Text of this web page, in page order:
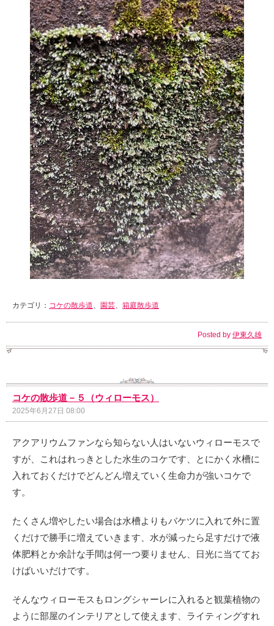
カテゴリ： コケの散歩道、 園芸、 箱庭散歩道
Posted by 伊東久雄
コケの散歩道－５（ウィローモス）
2025年6月27日 08:00
アクアリウムファンなら知らない人はいないウィローモスで
すが、これはれっきとした水生のコケです、とにかく水槽に
入れておくだけでどんどん増えていく生命力が強いコケで
す。
たくさん増やしたい場合は水槽よりもバケツに入れて外に置
くだけで勝手に増えていきます、水が減ったら足すだけで液
体肥料とか余計な手間は何一つ要りません、日光に当ててお
けばいいだけです。
そんなウィローモスもロングシャーレに入れると観葉植物の
ように部屋のインテリアとして使えます、ライティングすれ